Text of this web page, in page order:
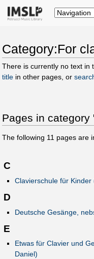
Category:For
There is currently no text in
title in other pages, or
Pages in
The following 11 pages are
C
Clavierschule für
D
Deutsche Gesänge,
E
Etwas für Clavier und
Daniel)